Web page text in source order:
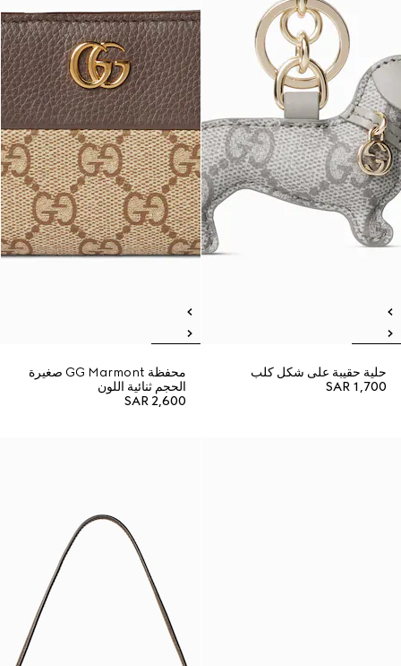
حلية حقيبة على شكل كلب
SAR 1,700
محفظة GG Marmont صغيرة
الحجم ثنائية اللون
SAR 2,600